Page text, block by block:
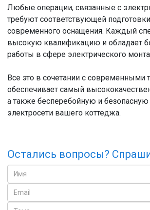
Любые операции, связанные с
требуют соответствующей
современного оснащения. Каждый
высокую квалификацию и обладает
работы в сфере электрического
Все это в сочетании с современными
обеспечивает самый
а также бесперебойную и безопасную
электросети вашего коттеджа.
Остались вопросы?